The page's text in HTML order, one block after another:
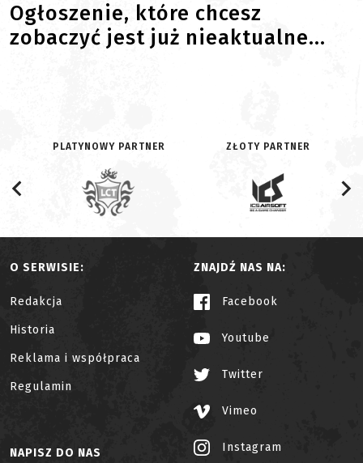
Ogłoszenie, które chcesz
zobaczyć jest już nieaktualne...
PLATYNOWY PARTNER ZŁOTY PARTNER
O SERWISIE:
Redakcja
Historia
Reklama i współpraca
Regulamin
ZNAJDŹ NAS NA:
Facebook
Youtube
Twitter
Vimeo
Instagram
NAPISZ DO NAS